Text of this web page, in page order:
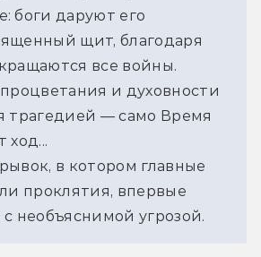
боги даруют его
щит, благодаря
все войны.
и духовности
трагедией — само Время
ход...
в котором главные
проклятия, впервые
необъяснимой угрозой.